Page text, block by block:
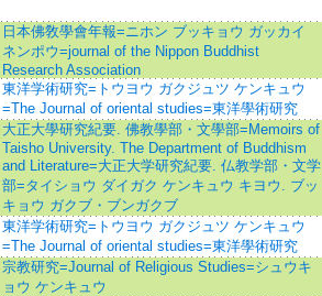
日本佛敎學會年報=ニホン ブッキョウ ガッカイ
ネンポウ=journal of the Nippon Buddhist
Research Association
東洋学術研究=トウヨウ ガクジュツ ケンキュウ
=The Journal of oriental studies=東洋學術研究
大正大學研究紀要. 佛教學部・文學部=Memoirs of
Taisho University. The Department of Buddhism
and Literature=大正大学研究紀要. 仏教学部・文学
部=タイショウ ダイガク ケンキュウ キヨウ. ブッ
キョウ ガクブ・ブンガクブ
東洋学術研究=トウヨウ ガクジュツ ケンキュウ
=The Journal of oriental studies=東洋學術研究
宗教研究=Journal of Religious Studies=シュウキ
ョウ ケンキュウ